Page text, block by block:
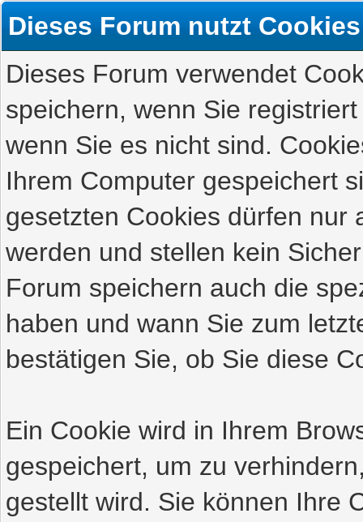
Dieses Forum nutzt Cookies
Dieses Forum verwendet
speichern, wenn Sie
wenn Sie es nicht sind.
Ihrem Computer gespeichert
gesetzten Cookies dürfen nur
werden und stellen kein
Forum speichern auch die
haben und wann Sie zum
bestätigen Sie, ob Sie diese
Ein Cookie wird in Ihrem
gespeichert, um zu
gestellt wird. Sie können Ihre